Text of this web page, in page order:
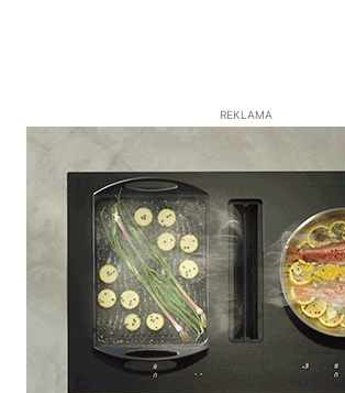
REKLAMA